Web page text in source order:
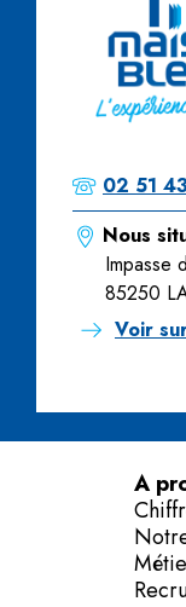
02 51
Nous
Impasse
85250
Voir
A